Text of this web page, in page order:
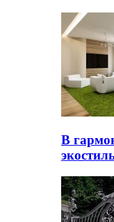
В